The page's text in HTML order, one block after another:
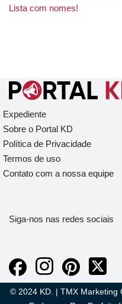
Lista com nomes!
Expediente
Sobre o Portal KD
Política de Privacidade
Termos de uso
Contato com a nossa equipe
Siga-nos nas redes sociais
© 2024 KD. | TMX Marketing